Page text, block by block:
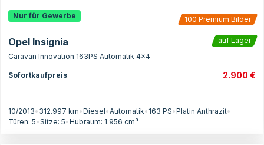
100 Premium Bilder
Nur für Gewerbe
Opel Insignia
auf Lager
Caravan Innovation 163PS Automatik 4x4
Sofortkaufpreis 2.900 €
10/2013• 312.997 km•Diesel•Automatik• 163 PS•Platin Anthrazit•
Türen: 5•Sitze: 5•Hubraum: 1.956 cm³